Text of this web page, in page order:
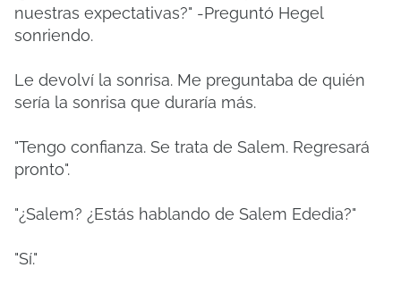
nuestras expectativas?" -Preguntó Hegel
sonriendo.
Le devolví la sonrisa. Me preguntaba de quién
sería la sonrisa que duraría más.
"Tengo confianza. Se trata de Salem. Regresará
pronto".
"¿Salem? ¿Estás hablando de Salem Ededia?"
"Sí."